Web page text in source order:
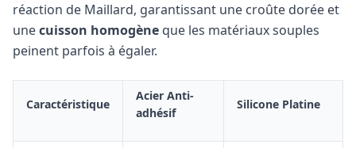
réaction de Maillard, garantissant une croûte dorée et
unecuisson homogène que les matériaux souples
peinent parfois à égaler.
Caractéristique
Acier Anti-
adhésif
Silicone Platine